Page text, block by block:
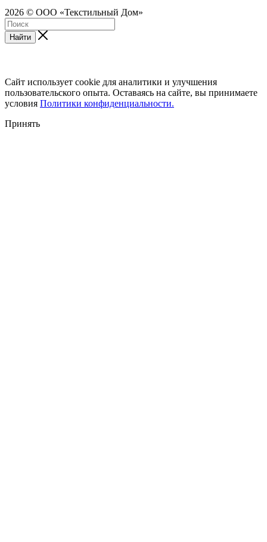
2026 © ООО «Текстильный Дом»
Найти
Сайт использует cookie для аналитики и улучшения
пользовательского опыта. Оставаясь на сайте, вы принимаете
условия Политики конфиденциальности.
Принять